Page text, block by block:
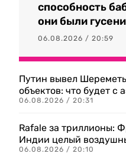
способность
они были
06.08.2026 / 20:59
Путин вывел
объектов: что будет с
06.08.2026 / 20:31
Rafale за триллионы:
Индии целый
06.08.2026 / 20:10